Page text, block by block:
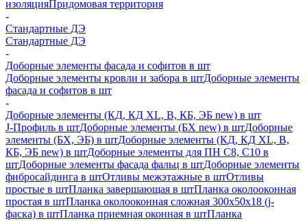
изоляцияПридомовая территория
-
Стандартные ДЭ
Стандартные ДЭ
-
Доборные элементы фасада и софитов в шт
Доборные элементы кровли и забора в штДоборные элементы
фасада и софитов в шт
-
Доборные элементы (КД, КД XL, В, КБ, ЭБ new) в шт
J-Профиль в штДоборные элементы (БХ new) в штДоборные
элементы (БХ, ЭБ) в штДоборные элементы (КД, КД XL, В,
КБ, ЭБ new) в штДоборные элементы для ПН С8, С10 в
штДоборные элементы фасада фальц в штДоборные элементы
фибросайдинга в штОтливы межэтажные в штОтливы
простые в штПланка завершающая в штПланка околооконная
простая в штПланка околооконная сложная 300х50х18 (j-
фаска) в штПланка приемная оконная в штПланка